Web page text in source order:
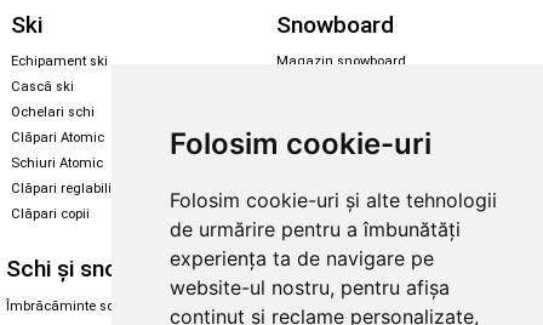
Folosim cookie-uri
Folosim cookie-uri și alte tehnologii
de urmărire pentru a îmbunătăți
experiența ta de navigare pe
website-ul nostru, pentru afișa
conținut și reclame personalizate,
Ski
Echipament ski
Cască ski
Ochelari schi
Clăpari Atomic
Schiuri Atomic
Clăpari reglabili
Clăpari copii
Snowboard
Magazin snowboard
Skate & longboard
Santa Cruz
Enuff Skateboards
Schi și snowboard
Îmbrăcăminte schi și snowboard
Diverse
Cum aleg rolele